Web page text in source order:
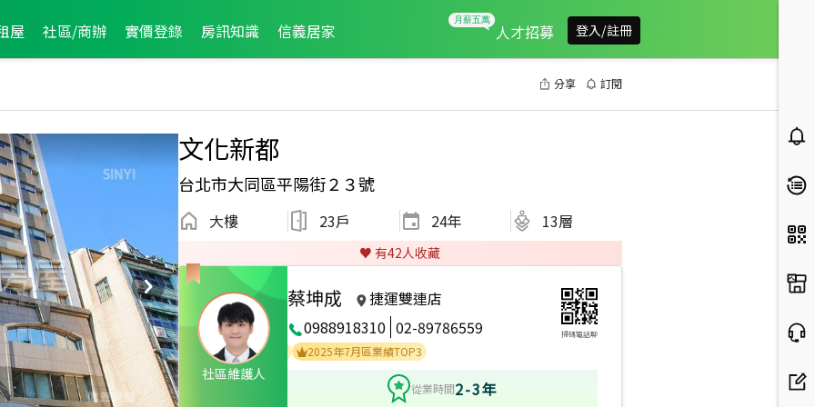
屋 社區/商辦 實價登錄 房訊知識 信義居家 人才招募 登入/註冊
分享 訂閱
文化新都
台北市大同區平陽街２３號
大樓 23戶 24年 13層
♥️ 有42人收藏
社區維護人
蔡坤成
捷運雙連店
0988918310 02-89786559 掃碼電話聊
2025年7月龍虎榜 2025年6月龍虎榜 2025年7月區業績TOP3
從業時間2-3年